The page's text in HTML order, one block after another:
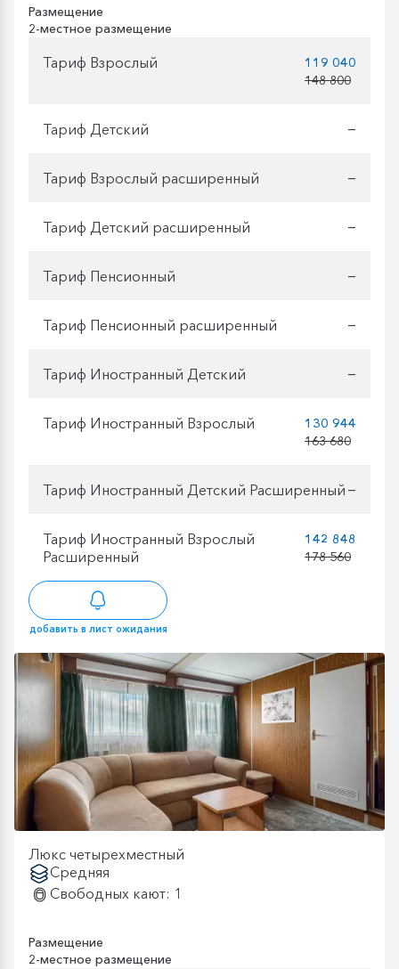
Размещение
2-местное размещение
Тариф Взрослый
119 040
148 800
Тариф Детский —
Тариф Взрослый расширенный —
Тариф Детский расширенный —
Тариф Пенсионный —
Тариф Пенсионный расширенный —
Тариф Иностранный Детский —
Тариф Иностранный Взрослый
130 944
163 680
Тариф Иностранный Детский Расширенный —
Тариф Иностранный Взрослый
Расширенный
142 848
178 560
добавить в лист ожидания
Люкс четырехместный
Средняя
Свободных кают: 1
Размещение
2-местное размещение